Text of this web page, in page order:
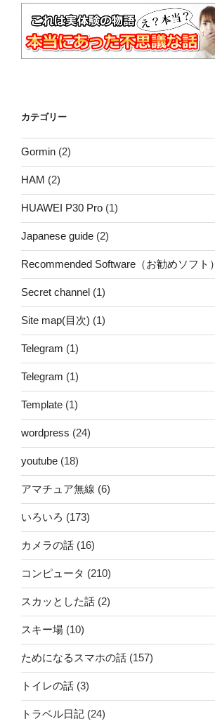
カテゴリー
Gormin (2)
HAM (2)
HUAWEI P30 Pro (1)
Japanese guide (2)
Recommended Software（お勧めソフト）
Secret channel (1)
Site map(目次) (1)
Telegram (1)
Telegram (1)
Template (1)
wordpress (24)
youtube (18)
アマチュア無線 (6)
いろいろ (173)
カメラの話 (16)
コンピュータ (210)
スカッとした話 (2)
スキー場 (10)
ためになるスマホの話 (157)
トイレの話 (3)
トラベル日記 (24)